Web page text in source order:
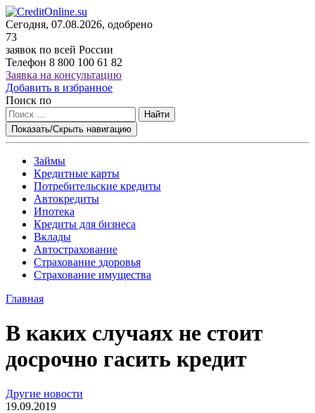
Сегодня, 07.08.2026, одобрено
73
заявок по всей России
Телефон 8 800 100 61 82
Заявка на консультацию
Добавить в избранное
Поиск по
Найти
Показать/Скрыть навигацию
Займы
Кредитные карты
Потребительские кредиты
Автокредиты
Ипотека
Кредиты для бизнеса
Вклады
Автострахование
Страхование здоровья
Страхование имущества
Главная
В каких случаях не стоит
досрочно гасить кредит
Другие новости
19.09.2019